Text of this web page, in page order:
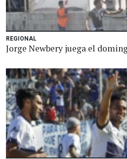
REGIONAL
Jorge Newbery juega el